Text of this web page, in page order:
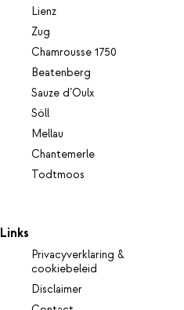
Lienz
Zug
Chamrousse 1750
Beatenberg
Sauze d’Oulx
Söll
Mellau
Chantemerle
Todtmoos
Links
Privacyverklaring &
cookiebeleid
Disclaimer